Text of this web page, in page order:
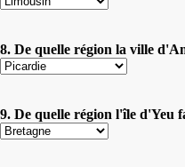
8. De quelle région la ville
9. De quelle région l'île d'Yeu